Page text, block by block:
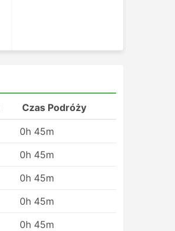
Czas Podróży
0h 45m
0h 45m
0h 45m
0h 45m
0h 45m